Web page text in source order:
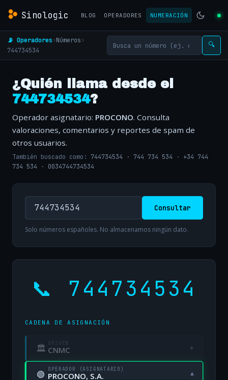
Sinologic BLOG OPERADORES NUMERACIÓN
📡 Operadores›Números›
744734534
🔍
¿Quién llama desde el
744734534?
Operador asignatario: PROCONO. Consulta
valoraciones, comentarios y reportes de spam de
otros usuarios.
También buscado como: 744734534 · 744 734 534 · +34 744
734 534 · 0034744734534
Consultar
Solo números españoles. No almacenamos ningún dato.
📞 744734534
CADENA DE ASIGNACIÓN
🏛 ORIGEN
CNMC ▾
🟢 OPERADOR (ASIGNATARIO)
PROCONO, S.A. ▾